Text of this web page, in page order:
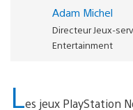
Adam Michel
Directeur Jeux-
Entertainment
Les jeux PlayStation